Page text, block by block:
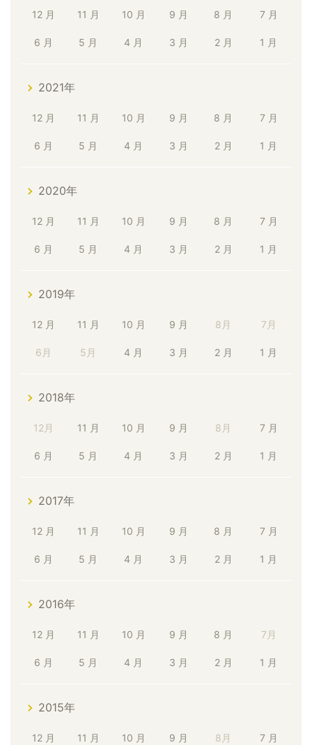
12 月 11 月 10 月 9 月 8 月 7 月
6 月 5 月 4 月 3 月 2 月 1 月
2021年
12 月 11 月 10 月 9 月 8 月 7 月
6 月 5 月 4 月 3 月 2 月 1 月
2020年
12 月 11 月 10 月 9 月 8 月 7 月
6 月 5 月 4 月 3 月 2 月 1 月
2019年
12 月 11 月 10 月 9 月 8月 7月
6月 5月 4 月 3 月 2 月 1 月
2018年
12月 11 月 10 月 9 月 8月 7 月
6 月 5 月 4 月 3 月 2 月 1 月
2017年
12 月 11 月 10 月 9 月 8 月 7 月
6 月 5 月 4 月 3 月 2 月 1 月
2016年
12 月 11 月 10 月 9 月 8 月 7月
6 月 5 月 4 月 3 月 2 月 1 月
2015年
12 月 11 月 10 月 9 月 8月 7 月